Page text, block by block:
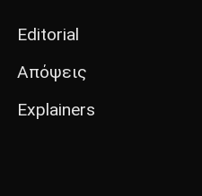
Editorial
Απόψεις
Explainers